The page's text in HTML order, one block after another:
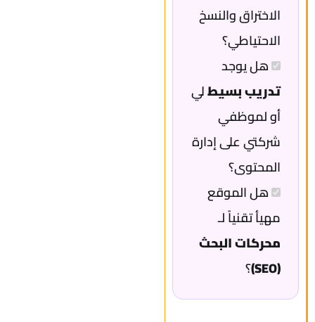
الاختراق والنسخ
الاحتياطي؟
هل يوجد
تدريب بسيطلي
أو لموظفي
شركتي على إدارة
المحتوى؟
هل الموقع
مهيأ تقنياً لـ
محركات البحث
(SEO)
؟